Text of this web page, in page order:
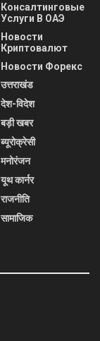
Консалтинговые
Услуги В ОАЭ
Новости
Криптовалют
Новости Форекс
उत्तराखंड
देश-विदेश
बड़ी खबर
ब्यूरोक्रेसी
मनोरंजन
यूथ कार्नर
राजनीति
सामाजिक